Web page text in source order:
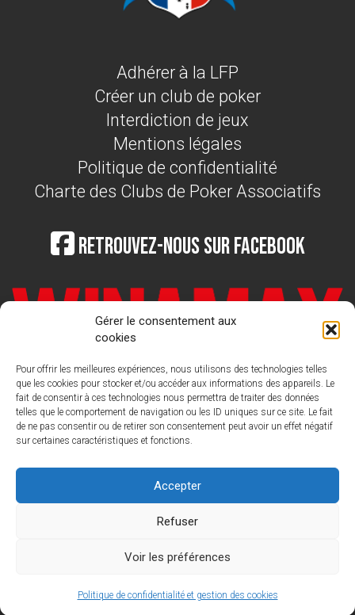
Gérer le consentement aux
cookies
Pour offrir les meilleures expériences, nous utilisons des technologies telles
que les cookies pour stocker et/ou accéder aux informations des appareils. Le
fait de consentir à ces technologies nous permettra de traiter des données
telles que le comportement de navigation ou les ID uniques sur ce site. Le fait
de ne pas consentir ou de retirer son consentement peut avoir un effet négatif
sur certaines caractéristiques et fonctions.
Accepter
Refuser
Voir les préférences
Politique de confidentialité et gestion des cookies
Adhérer à la LFP
Créer un club de poker
Interdiction de jeux
Mentions légales
Politique de confidentialité
Charte des Clubs de Poker Associatifs
Retrouvez-nous sur Facebook
contacter : contact@laliguedepoker.org